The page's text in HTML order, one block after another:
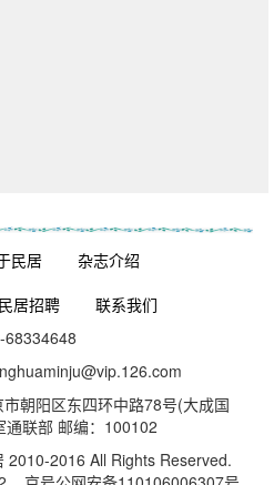
民居
杂志介绍
民居招聘
联系我们
68334648
市朝阳区东四环中路78号(大成国
联部 邮编：100102
2010-2016 All Rights Reserved.